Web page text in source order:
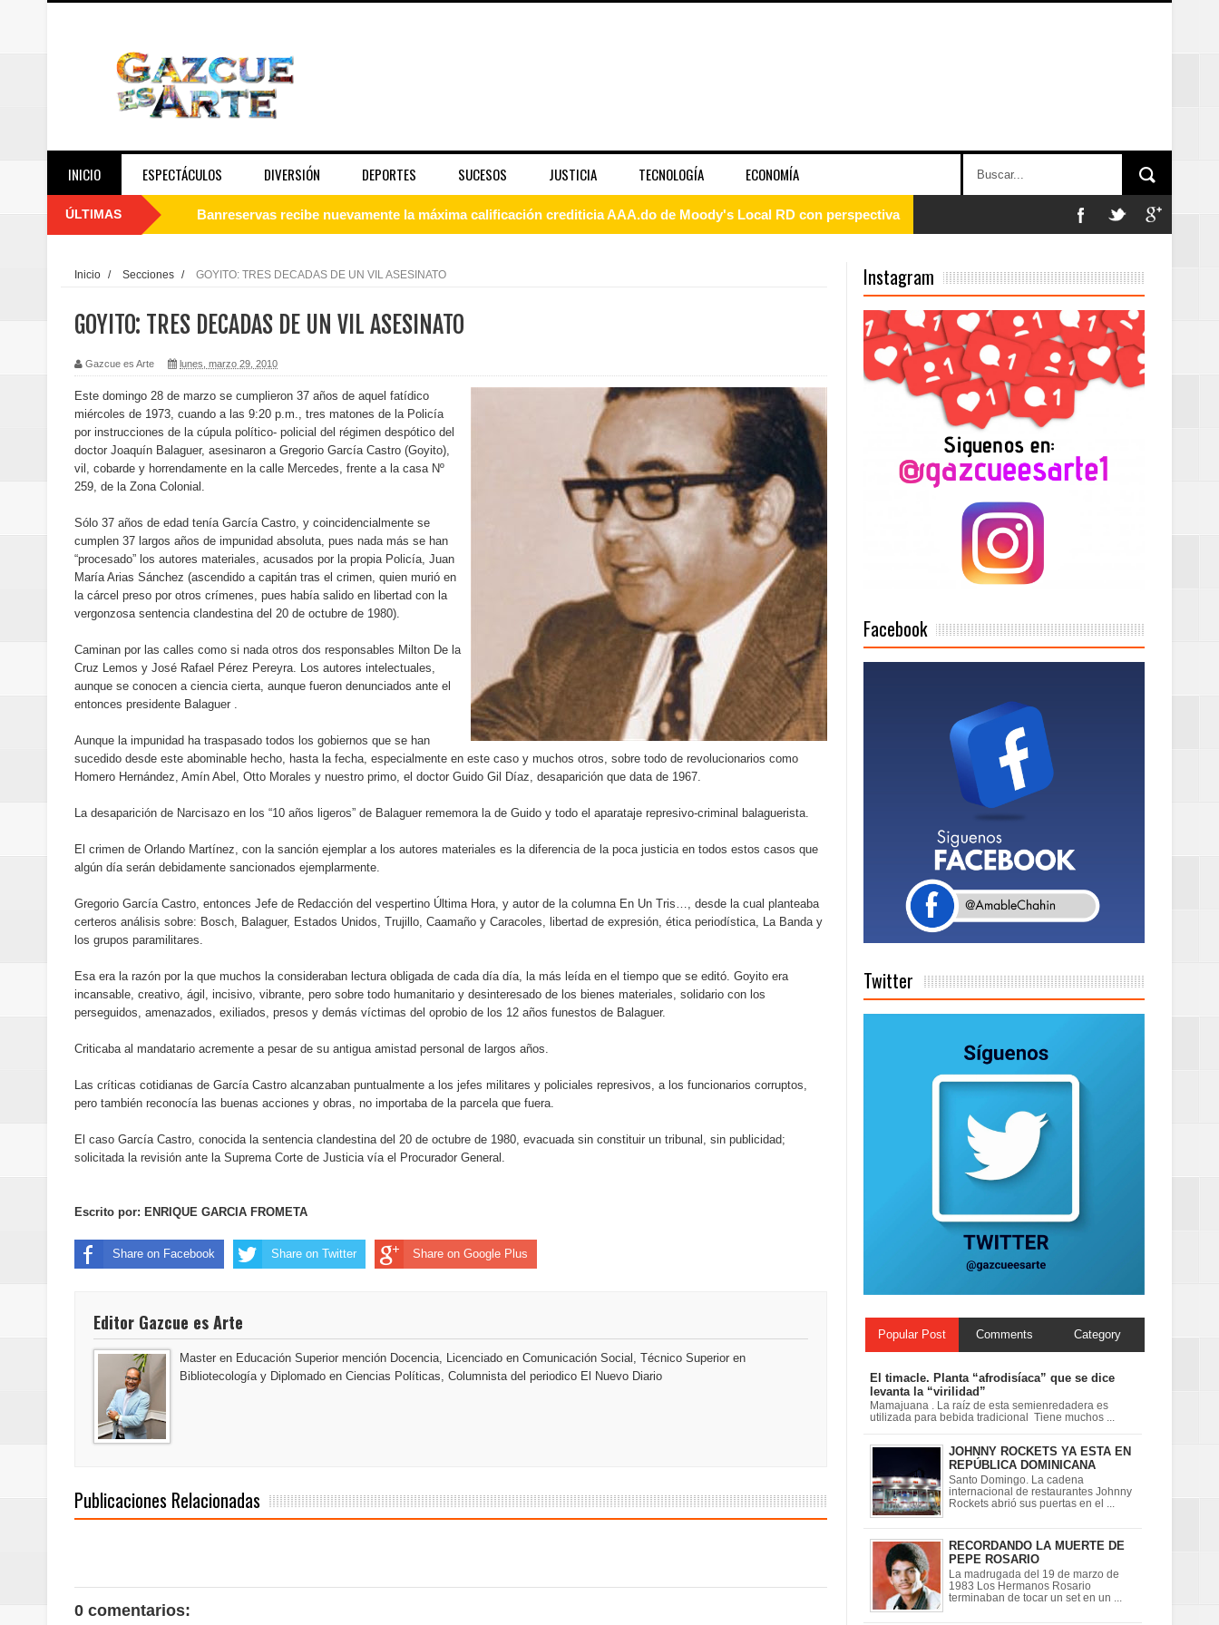
INICIO ESPECTÁCULOS DIVERSIÓN DEPORTES SUCESOS JUSTICIA TECNOLOGÍA ECONOMÍA
ÚLTIMAS Juan Luis Guerra se acompaña del coro “Más que Vencedores” y nos regala el “Canto a la Patria” en la clausura
Embajada dominicana en Francia y Banreservas lanzan convocatoria para residencias artísticas en París
Pavel Núñez y su Bipolarband deslumbran con una noche de fusiones e invitados de lujo en el Hard Rock Café
Banreservas y Banco Popular abordan retos y oportunidades del sistema financiero nacional
“Los Rechazados 2” llega a los cines impulsada por la franquicia dominicana más taquillera del 2025
Designan a Angelina Biviana Riveiro como vicepresidenta ejecutiva de Fiduciaria Reservas
Humano Seguros inaugura nueva localidad de Oficina Regional Este en La Romana
Banreservas destina RD$5,000 millones para emprendedoras en la segunda edición del Summit Mujer Pymes
Sexappeal celebra 25 años de trayectoria artística con nuevo álbum, renovación de su equipo y conciertos
conmemorativos
Maridalia Hernández y El Canario se unen al regreso de Pavel Núñez y su “Bipolarband” a Hard Rock Café Santo
Domingo
Doctor Leonardo Aguilera afirma que Banreservas seguirá impulsando la seguridad alimentaria tras salida de RD
Banreservas y sus filiales realizan en Santiago el segundo Foro del Ahorro y la Inversión “Reserva tu Capital”
Banreservas inaugura oficina en el Centro de Retención de Vehículos de Pedro Brand
SEPROI obtiene certificación ISO 37001 y se convierte en la primera empresa del sector con Sistema de Gestión
Antisoborno certificado
La Orquesta Sinfónica Nacional y el Coro Nacional Dominicano pondrán su sello a la Ceremonia Centenaria bajo
la batuta del maestro José Antonio Molina
Estable
Inicio / Secciones / GOYITO: TRES DECADAS DE UN VIL ASESINATO
GOYITO: TRES DECADAS DE UN VIL ASESINATO
Gazcue es Arte lunes, marzo 29, 2010
Este domingo 28 de marzo se cumplieron 37 años de aquel fatídico
miércoles de 1973, cuando a las 9:20 p.m., tres matones de la Policía
por instrucciones de la cúpula político- policial del régimen despótico del
doctor Joaquín Balaguer, asesinaron a Gregorio García Castro (Goyito),
vil, cobarde y horrendamente en la calle Mercedes, frente a la casa Nº
259, de la Zona Colonial.
Sólo 37 años de edad tenía García Castro, y coincidencialmente se
cumplen 37 largos años de impunidad absoluta, pues nada más se han
“procesado” los autores materiales, acusados por la propia Policía, Juan
María Arias Sánchez (ascendido a capitán tras el crimen, quien murió en
la cárcel preso por otros crímenes, pues había salido en libertad con la
vergonzosa sentencia clandestina del 20 de octubre de 1980).
Caminan por las calles como si nada otros dos responsables Milton De la
Cruz Lemos y José Rafael Pérez Pereyra. Los autores intelectuales,
aunque se conocen a ciencia cierta, aunque fueron denunciados ante el
entonces presidente Balaguer .
Aunque la impunidad ha traspasado todos los gobiernos que se han
sucedido desde este abominable hecho, hasta la fecha, especialmente en este caso y muchos otros, sobre todo de revolucionarios como
Homero Hernández, Amín Abel, Otto Morales y nuestro primo, el doctor Guido Gil Díaz, desaparición que data de 1967.
La desaparición de Narcisazo en los “10 años ligeros” de Balaguer rememora la de Guido y todo el aparataje represivo-criminal balaguerista.
El crimen de Orlando Martínez, con la sanción ejemplar a los autores materiales es la diferencia de la poca justicia en todos estos casos que
algún día serán debidamente sancionados ejemplarmente.
Gregorio García Castro, entonces Jefe de Redacción del vespertino Última Hora, y autor de la columna En Un Tris…, desde la cual planteaba
certeros análisis sobre: Bosch, Balaguer, Estados Unidos, Trujillo, Caamaño y Caracoles, libertad de expresión, ética periodística, La Banda y
los grupos paramilitares.
Esa era la razón por la que muchos la consideraban lectura obligada de cada día día, la más leída en el tiempo que se editó. Goyito era
incansable, creativo, ágil, incisivo, vibrante, pero sobre todo humanitario y desinteresado de los bienes materiales, solidario con los
perseguidos, amenazados, exiliados, presos y demás víctimas del oprobio de los 12 años funestos de Balaguer.
Criticaba al mandatario acremente a pesar de su antigua amistad personal de largos años.
Las críticas cotidianas de García Castro alcanzaban puntualmente a los jefes militares y policiales represivos, a los funcionarios corruptos,
pero también reconocía las buenas acciones y obras, no importaba de la parcela que fuera.
El caso García Castro, conocida la sentencia clandestina del 20 de octubre de 1980, evacuada sin constituir un tribunal, sin publicidad;
solicitada la revisión ante la Suprema Corte de Justicia vía el Procurador General.
Escrito por: ENRIQUE GARCIA FROMETA
Share on Facebook Share on Twitter Share on Google Plus
Editor Gazcue es Arte
Master en Educación Superior mención Docencia, Licenciado en Comunicación Social, Técnico Superior en
Bibliotecología y Diplomado en Ciencias Políticas, Columnista del periodico El Nuevo Diario
Publicaciones Relacionadas
0 comentarios:
Instagram
Facebook
Twitter
Popular Post Comments Category
El timacle. Planta “afrodisíaca” que se dice
levanta la “virilidad”
Mamajuana . La raíz de esta semienredadera es
utilizada para bebida tradicional Tiene muchos ...
JOHNNY ROCKETS YA ESTA EN
REPÚBLICA DOMINICANA
Santo Domingo. La cadena
internacional de restaurantes Johnny
Rockets abrió sus puertas en el ...
RECORDANDO LA MUERTE DE
PEPE ROSARIO
La madrugada del 19 de marzo de
1983 Los Hermanos Rosario
terminaban de tocar un set en un ...